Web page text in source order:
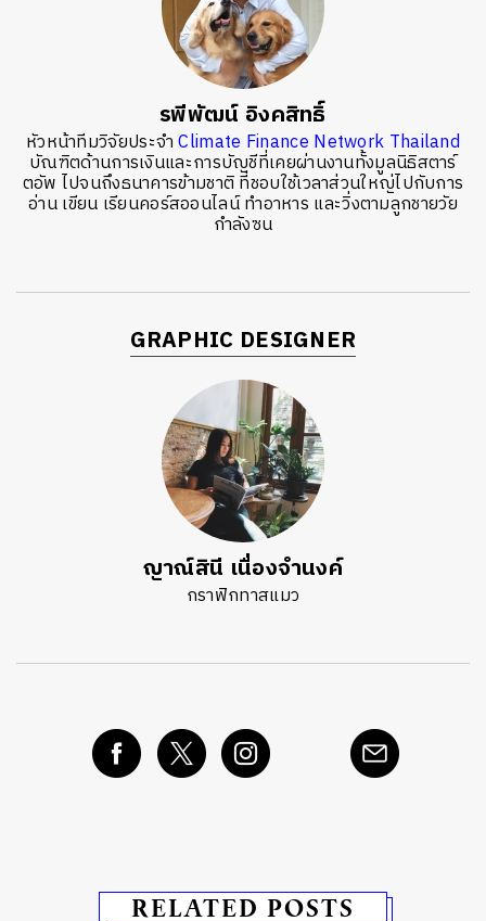
รพีพัฒน์ อิงคสิทธิ์
หัวหน้าทีมวิจัยประจำClimate Finance Network Thailand
บัณฑิตด้านการเงินและการบัญชีที่เคยผ่านงานทั้งมูลนิธิสตาร์
ตอัพ ไปจนถึงธนาคารข้ามชาติ ที่ชอบใช้เวลาส่วนใหญ่ไปกับการ
อ่าน เขียน เรียนคอร์สออนไลน์ ทำอาหาร และวิ่งตามลูกชายวัย
กำลังซน
GRAPHIC DESIGNER
ญาณ์สินี เนื่องจำนงค์
กราฟิกทาสแมว
RELATED POSTS